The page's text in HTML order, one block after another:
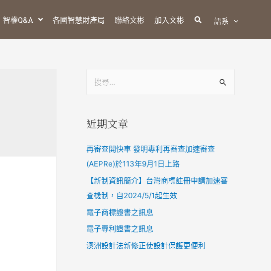
智權Q&A 各國智慧財產局 聯絡文彬 加入文彬 語系
近期文章
再審查開快車 發明專利再審查加速審查
(AEPRe)於113年9月1日上路
【新制資訊簡介】台灣商標註冊申請加速審
查機制，自2024/5/1起生效
電子商標證書之訊息
電子專利證書之訊息
澳洲設計法新修正使設計保護更便利